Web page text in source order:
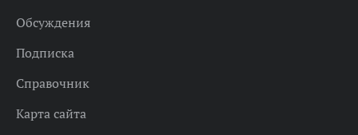
Обсуждения
Подписка
Справочник
Карта сайта